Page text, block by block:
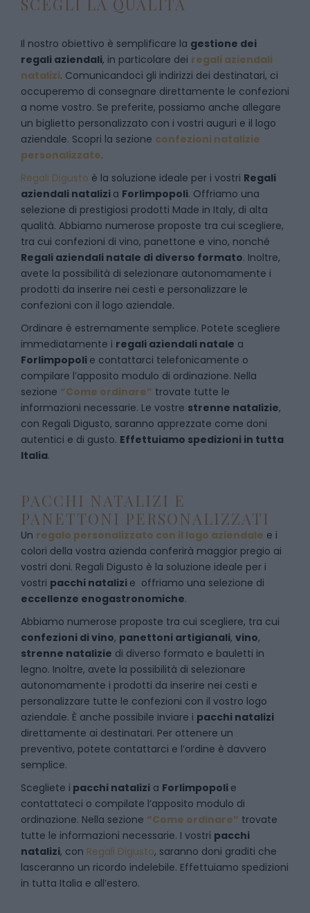
SCEGLI LA QUALITÀ
Il nostro obiettivo è semplificare la gestione dei
regali aziendali, in particolare dei regali aziendali
natalizi. Comunicandoci gli indirizzi dei destinatari, ci
occuperemo di consegnare direttamente le confezioni
a nome vostro. Se preferite, possiamo anche allegare
un biglietto personalizzato con i vostri auguri e il logo
aziendale. Scopri la sezione confezioni natalizie
personalizzate.
Regali Digusto è la soluzione ideale per i vostri Regali
aziendali natalizi a Forlimpopoli. Offriamo una
selezione di prestigiosi prodotti Made in Italy, di alta
qualità. Abbiamo numerose proposte tra cui scegliere,
tra cui confezioni di vino, panettone e vino, nonché
Regali aziendali natale di diverso formato. Inoltre,
avete la possibilità di selezionare autonomamente i
prodotti da inserire nei cesti e personalizzare le
confezioni con il logo aziendale.
Ordinare è estremamente semplice. Potete scegliere
immediatamente i regali aziendali natale a
Forlimpopoli e contattarci telefonicamente o
compilare l’apposito modulo di ordinazione. Nella
sezione “Come ordinare” trovate tutte le
informazioni necessarie. Le vostre strenne natalizie,
con Regali Digusto, saranno apprezzate come doni
autentici e di gusto. Effettuiamo spedizioni in tutta
Italia.
PACCHI NATALIZI E
PANETTONI PERSONALIZZATI
Un regalo personalizzato con il logo aziendale e i
colori della vostra azienda conferirà maggior pregio ai
vostri doni. Regali Digusto è la soluzione ideale per i
vostri pacchi natalizi e offriamo una selezione di
eccellenze enogastronomiche.
Abbiamo numerose proposte tra cui scegliere, tra cui
confezioni di vino, panettoni artigianali, vino,
strenne natalizie di diverso formato e bauletti in
legno. Inoltre, avete la possibilità di selezionare
autonomamente i prodotti da inserire nei cesti e
personalizzare tutte le confezioni con il vostro logo
aziendale. È anche possibile inviare i pacchi natalizi
direttamente ai destinatari. Per ottenere un
preventivo, potete contattarci e l’ordine è davvero
semplice.
Scegliete i pacchi natalizi a Forlimpopoli e
contattateci o compilate l’apposito modulo di
ordinazione. Nella sezione “Come ordinare” trovate
tutte le informazioni necessarie. I vostri pacchi
natalizi, con Regali Digusto, saranno doni graditi che
lasceranno un ricordo indelebile. Effettuiamo spedizioni
in tutta Italia e all’estero.